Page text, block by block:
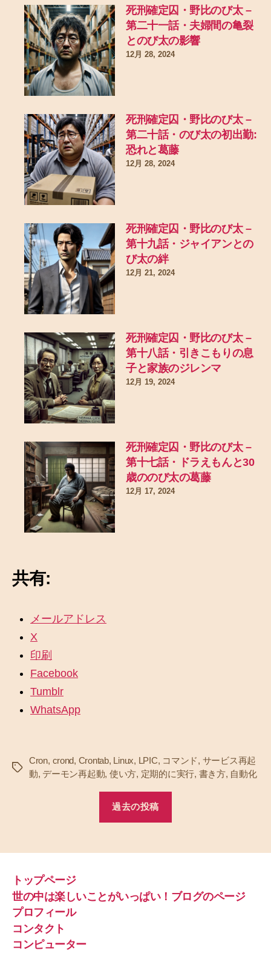
死刑確定囚・野比のび太 –
第二十一話・夫婦間の亀裂
とのび太の影響
12月 28, 2024
死刑確定囚・野比のび太 –
第二十話・のび太の初出勤:
恐れと葛藤
12月 28, 2024
死刑確定囚・野比のび太 –
第十九話・ジャイアンとの
び太の絆
12月 21, 2024
死刑確定囚・野比のび太 –
第十八話・引きこもりの息
子と家族のジレンマ
12月 19, 2024
死刑確定囚・野比のび太 –
第十七話・ドラえもんと30
歳ののび太の葛藤
12月 17, 2024
共有:
メールアドレス
X
印刷
Facebook
Tumblr
WhatsApp
タ
Cron, crond, Crontab, Linux, LPIC, コマンド, サービス再起
動, デーモン再起動, 使い方, 定期的に実行, 書き方, 自動化
過去の投稿
トップページ
世の中は楽しいことがいっぱい！ブログのページ
プロフィール
コンタクト
コンピューター